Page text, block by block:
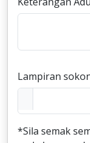
Lampiran
*Sila semak